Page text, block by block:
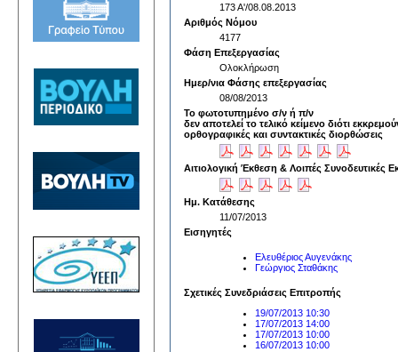
173 A'/08.08.2013
Αριθμός Νόμου
4177
Φάση Επεξεργασίας
Ολοκλήρωση
Ημερ/νια Φάσης επεξεργασίας
08/08/2013
Το φωτοτυπημένο σ/ν ή π/ν
δεν αποτελεί το τελικό κείμενο διότι
ορθογραφικές και συντακτικές διορθώσεις
Αιτιολογική Έκθεση & Λοιπές Συνοδευτικές
Ημ. Κατάθεσης
11/07/2013
Εισηγητές
Ελευθέριος Αυγενάκης
Γεώργιος Σταθάκης
Σχετικές Συνεδριάσεις Επιτροπής
19/07/2013 10:30
17/07/2013 14:00
17/07/2013 10:00
16/07/2013 10:00